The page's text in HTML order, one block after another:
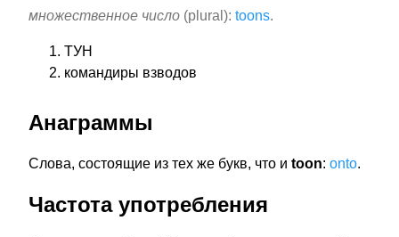
множественное число (plural): toons.
ТУН
командиры взводов
Анаграммы
Слова, состоящие из тех же букв, что и toon: onto.
Частота употребления